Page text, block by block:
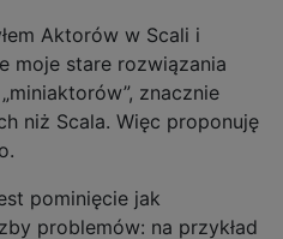
Aktorów w Scali i
moje stare rozwiązania
znacznie
niż Scala. Więc proponuję
pominięcie jak
problemów: na przykład